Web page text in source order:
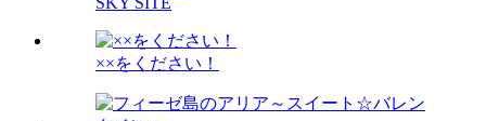
××をください！